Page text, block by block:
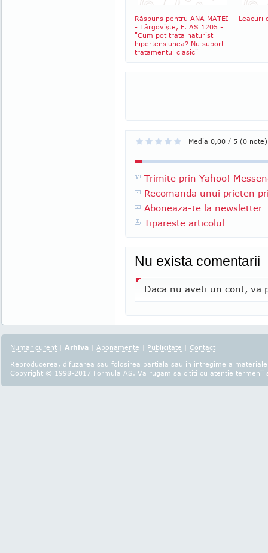
Răspuns pentru ANA MATEI
- Târgovişte, F. AS 1205 -
"Cum pot trata naturist
hipertensiunea? Nu suport
tratamentul clasic"
Leacuri
Media 0,00 / 5 (0 note)
Trimite prin Yahoo!
Recomanda unui prieten
Aboneaza-te la newsletter
Tipareste articolul
Nu exista comentarii
Daca nu aveti un cont, va
Numar curent | Arhiva | Abonamente | Publicitate | Contact
Reproducerea, difuzarea sau folosirea partiala sau in intregime a
Copyright © 1998-2017 Formula AS. Va rugam sa cititi cu atentie termenii